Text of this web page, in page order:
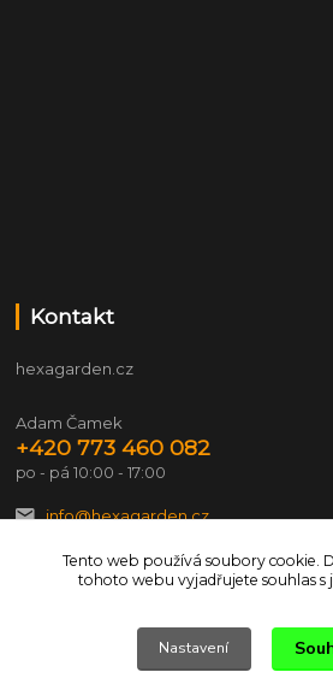
Kontakt
hexagarden.cz
Adam Čamek
+420 773 460 082
po - pá 10:00 - 17:00
info@hexagarden.cz
Tento web používá soubory cookie.
tohoto webu vyjadřujete souhlas s
Nastavení